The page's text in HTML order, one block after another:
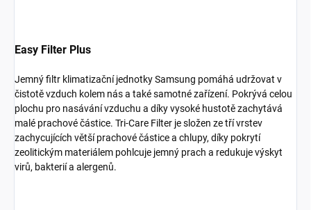
Easy Filter Plus
Jemný filtr klimatizační jednotky Samsung pomáhá udržovat v
čistotě vzduch kolem nás a také samotné zařízení. Pokrývá celou
plochu pro nasávání vzduchu a díky vysoké hustotě zachytává
malé prachové částice. Tri-Care Filter je složen ze tří vrstev
zachycujících větší prachové částice a chlupy, díky pokrytí
zeolitickým materiálem pohlcuje jemný prach a redukuje výskyt
virů, bakterií a alergenů.